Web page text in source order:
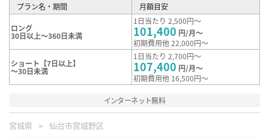
プラン名・期間 月額目安
ロング
30日以上～360日未満
1日当たり 2,500円～
101,400 円/月～
初期費用他 22,000円～
ショート【7日以上】
～30日未満
1日当たり 2,700円～
107,400 円/月～
初期費用他 16,500円～
インターネット無料
宮城県 仙台市宮城野区